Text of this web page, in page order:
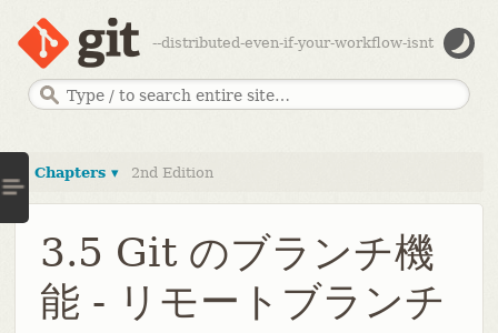
--distributed-even-if-your-workflow-isnt
Chapters ▾ 2nd Edition
3.5 Git のブランチ機
能 - リモートブランチ